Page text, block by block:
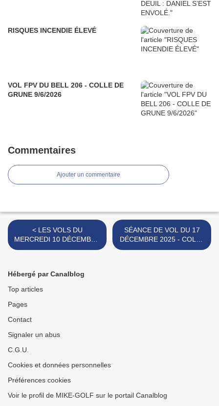
RISQUES INCENDIE ÉLEVÉ
VOL FPV DU BELL 206 - COLLE DE
GRUNE 9/6/2026
Commentaires
Ajouter un commentaire
< LES VOLS DU
MERCREDI 10 DÉCEMBRE
2025.
SÉANCE DE VOL DU 17
DÉCEMBRE 2025 - COLLE
DE GRUNE. >
Hébergé par Canalblog
Top articles
Pages
Contact
Signaler un abus
C.G.U.
Cookies et données personnelles
Préférences cookies
Voir le profil de MIKE-GOLF sur le portail Canalblog